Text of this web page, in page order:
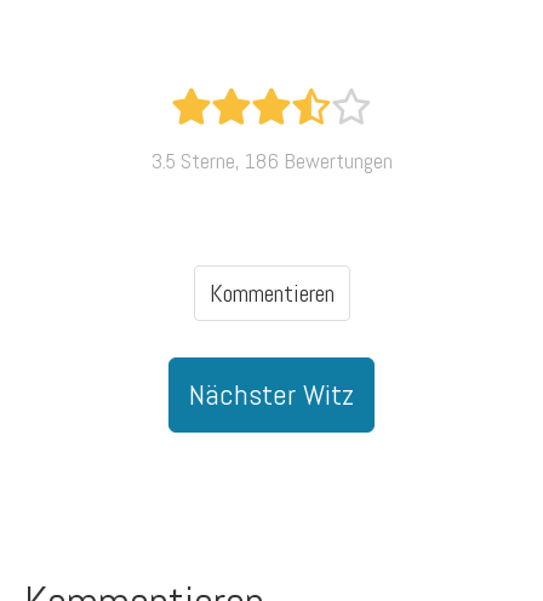
3.5 Sterne, 186 Bewertungen
Kommentieren
Nächster Witz